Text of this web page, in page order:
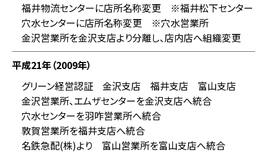
福井物流センターに店所名称変更 ※福井松下センター
穴水センターに店所名称変更 ※穴水営業所
金沢営業所を金沢支店より分離し、店内店へ組織変更
平成21年（2009年）
グリーン経営認証 金沢支店 福井支店 富山支店
金沢営業所、エムザセンターを金沢支店へ統合
穴水センターを羽咋営業所へ統合
敦賀営業所を福井支店へ統合
名鉄急配(株)より 富山営業所を富山支店へ統合